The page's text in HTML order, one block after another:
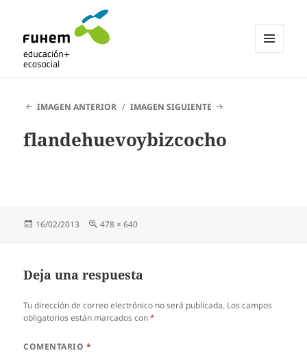
IMAGEN ANTERIOR IMAGEN SIGUIENTE
flandehuevoybizcocho
Publicado
16/02/2013
Tamaño
478 × 640
Deja una respuesta
Tu dirección de correo electrónico no será publicada. Los campos
obligatorios están marcados con*
COMENTARIO *